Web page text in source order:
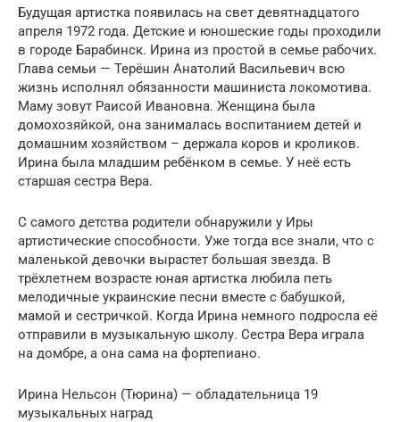
Будущая артистка появилась на свет девятнадцатого
апреля 1972 года. Детские и юношеские годы проходили
в городе Барабинск. Ирина из простой в семье рабочих.
Глава семьи — Терёшин Анатолий Васильевич всю
жизнь исполнял обязанности машиниста локомотива.
Маму зовут Раисой Ивановна. Женщина была
домохозяйкой, она занималась воспитанием детей и
домашним хозяйством – держала коров и кроликов.
Ирина была младшим ребёнком в семье. У неё есть
старшая сестра Вера.
С самого детства родители обнаружили у Иры
артистические способности. Уже тогда все знали, что с
маленькой девочки вырастет большая звезда. В
трёхлетнем возрасте юная артистка любила петь
мелодичные украинские песни вместе с бабушкой,
мамой и сестричкой. Когда Ирина немного подросла её
отправили в музыкальную школу. Сестра Вера играла
на домбре, а она сама на фортепиано.
Ирина Нельсон (Тюрина) — обладательница 19
музыкальных наград